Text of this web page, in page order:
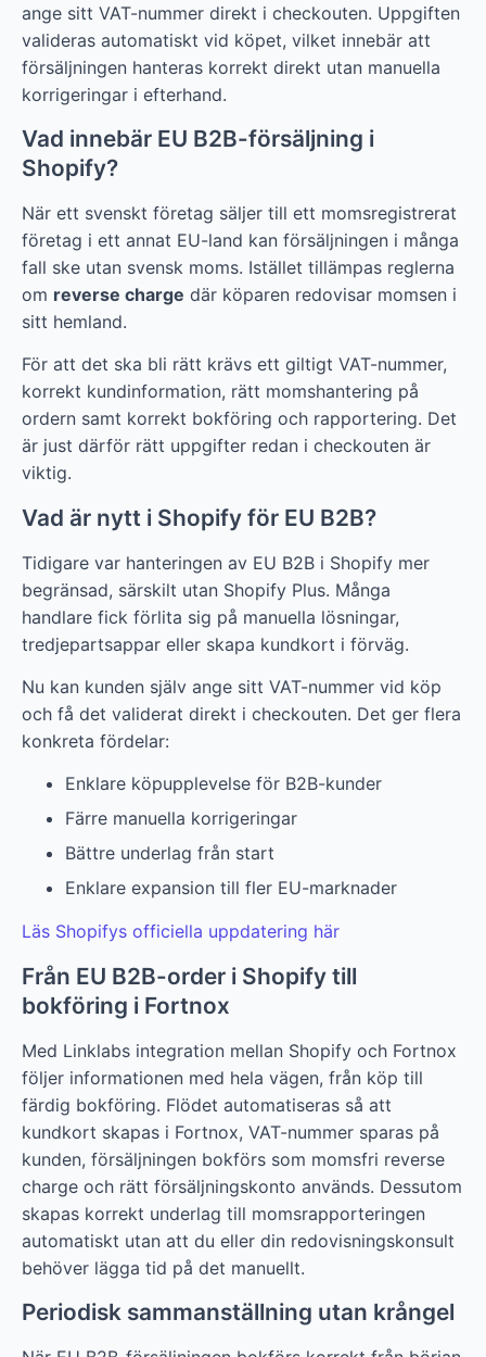
ange sitt VAT-nummer direkt i checkouten. Uppgiften
valideras automatiskt vid köpet, vilket innebär att
försäljningen hanteras korrekt direkt utan manuella
korrigeringar i efterhand.
Vad innebär EU B2B-försäljning i
Shopify?
När ett svenskt företag säljer till ett momsregistrerat
företag i ett annat EU-land kan försäljningen i många
fall ske utan svensk moms. Istället tillämpas reglerna
om reverse charge där köparen redovisar momsen i
sitt hemland.
För att det ska bli rätt krävs ett giltigt VAT-nummer,
korrekt kundinformation, rätt momshantering på
ordern samt korrekt bokföring och rapportering. Det
är just därför rätt uppgifter redan i checkouten är
viktig.
Vad är nytt i Shopify för EU B2B?
Tidigare var hanteringen av EU B2B i Shopify mer
begränsad, särskilt utan Shopify Plus. Många
handlare fick förlita sig på manuella lösningar,
tredjepartsappar eller skapa kundkort i förväg.
Nu kan kunden själv ange sitt VAT-nummer vid köp
och få det validerat direkt i checkouten. Det ger flera
konkreta fördelar:
Enklare köpupplevelse för B2B-kunder
Färre manuella korrigeringar
Bättre underlag från start
Enklare expansion till fler EU-marknader
Läs Shopifys officiella uppdatering här
Från EU B2B-order i Shopify till
bokföring i Fortnox
Med Linklabs integration mellan Shopify och Fortnox
följer informationen med hela vägen, från köp till
färdig bokföring. Flödet automatiseras så att
kundkort skapas i Fortnox, VAT-nummer sparas på
kunden, försäljningen bokförs som momsfri reverse
charge och rätt försäljningskonto används. Dessutom
skapas korrekt underlag till momsrapporteringen
automatiskt utan att du eller din redovisningskonsult
behöver lägga tid på det manuellt.
Periodisk sammanställning utan krångel